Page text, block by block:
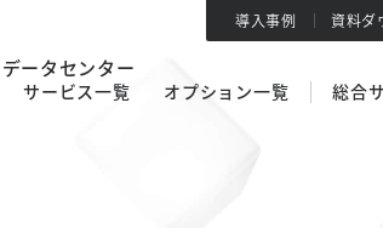
データセンター
導入事例 資料ダ
サービス一覧 オプション一覧 総合